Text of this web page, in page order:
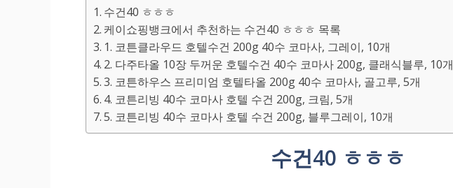
수건40 ㅎㅎㅎ
케이쇼핑뱅크에서 추천하는 수건40 ㅎㅎㅎ 목록
1. 코튼클라우드 호텔수건 200g 40수 코마사, 그레이, 10개
2. 다주타올 10장 두꺼운 호텔수건 40수 코마사 200g, 클래식블루, 10개
3. 코튼하우스 프리미엄 호텔타올 200g 40수 코마사, 골고루, 5개
4. 코튼리빙 40수 코마사 호텔 수건 200g, 크림, 5개
5. 코튼리빙 40수 코마사 호텔 수건 200g, 블루그레이, 10개
수건40 ㅎㅎㅎ